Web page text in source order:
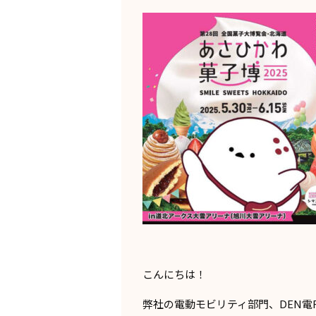
こんにちは！
弊社の電動モビリティ部門、DEN